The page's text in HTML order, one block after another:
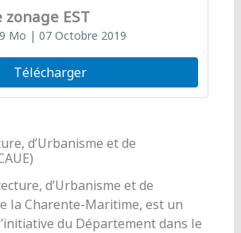
zonage EST
Mo | 07 Octobre 2019
Télécharger
d’Urbanisme et de
d’Urbanisme et de
la Charente-Maritime, est un
du Département dans le